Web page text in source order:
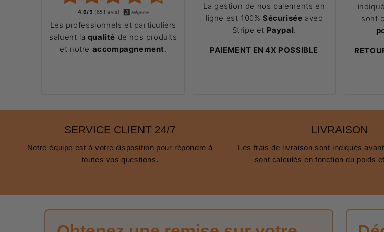
4.6/5 (651 avis)
Les professionnels et particuliers
saluent la qualité de nos produits
et notre accompagnement.
La gestion de nos paiements en
ligne est 100% Sécurisée avec
Stripe et Paypal
PAIEMENT EN 4X POSSIBLE
sont
SERVICE CLIENT 24/7
Notre équipe est à votre disposition pour répondre à
toutes vos questions.
LIVRAISON
Les frais de livraison sont indiqués
sont calculés en fonction du poids